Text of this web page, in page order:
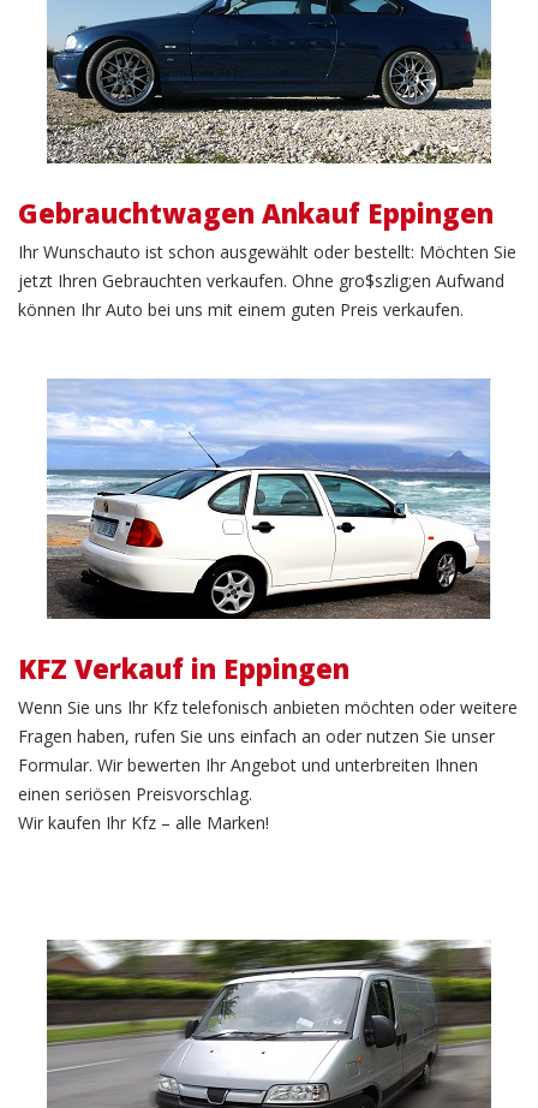
Gebrauchtwagen Ankauf Eppingen
Ihr Wunschauto ist schon ausgewählt oder bestellt: Möchten Sie
jetzt Ihren Gebrauchten verkaufen. Ohne gro$szlig;en Aufwand
können Ihr Auto bei uns mit einem guten Preis verkaufen.
KFZ Verkauf
KFZ Verkauf in Eppingen
Wenn Sie uns Ihr Kfz telefonisch anbieten möchten oder weitere
Fragen haben, rufen Sie uns einfach an oder nutzen Sie unser
Formular. Wir bewerten Ihr Angebot und unterbreiten Ihnen
einen seriösen Preisvorschlag.
Wir kaufen Ihr Kfz – alle Marken!
LKW Verkauf